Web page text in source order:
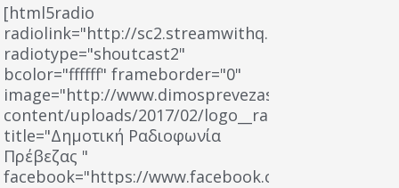
[html5radio
radiolink="http://sc2.streamwithq.com:8028/
radiotype="shoutcast2"
bcolor="ffffff" frameborder="0"
image="http://www.dimosprevezas.gr/wp-
content/uploads/2017/02/logo__radiofonias.jpg"
title="Δημοτική Ραδιοφωνία
Πρέβεζας "
facebook="https://www.facebook.com/